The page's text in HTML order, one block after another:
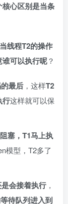
核心区别是当条
线程T2的操作
可以执行呢？
最后 ，这样T2
行这样就可以保
塞，T1马上执
模型，T2多了
会接着执行，
待队列进入到